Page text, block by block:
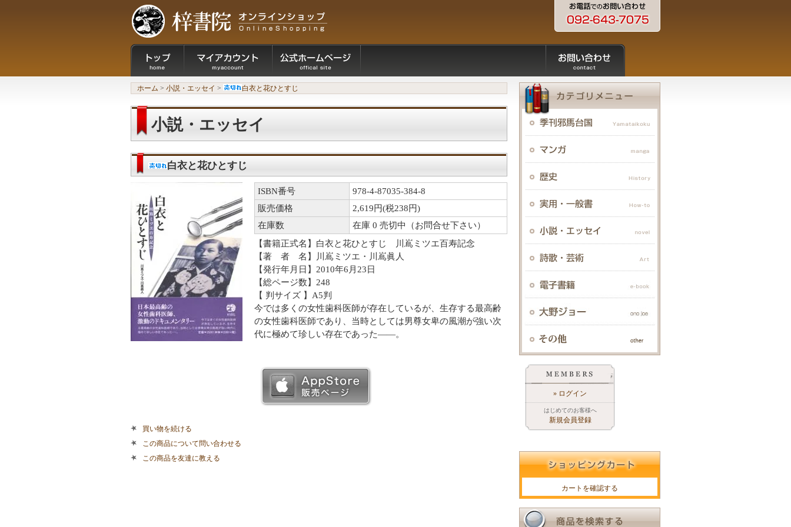
ホーム > 小説・エッセイ > 白衣と花ひとすじ
小説・エッセイ
白衣と花ひとすじ
ISBN番号
978-4-87035-384-8
販売価格
2,619円(税238円)
在庫数
在庫 0 売切中（お問合せ下さい）
【書籍正式名】白衣と花ひとすじ 川嶌ミツエ百寿記念
【著 者 名】川嶌ミツエ・川嶌眞人
【発行年月日】2010年6月23日
【総ページ数】248
【 判サイズ 】A5判
今では多くの女性歯科医師が存在しているが、生存する最高齢
の女性歯科医師であり、当時としては男尊女卑の風潮が強い次
代に極めて珍しい存在であった――。
買い物を続ける
この商品について問い合わせる
この商品を友達に教える
» ログイン
はじめてのお客様へ
新規会員登録
カートを確認する